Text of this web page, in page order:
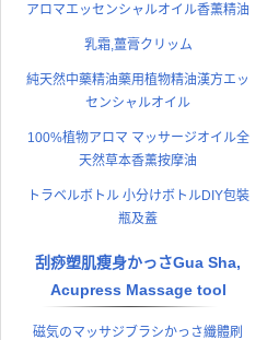
アロマエッセンシャルオイル香薰精油
乳霜,薑膏クリッム
純天然中藥精油藥用植物精油漢方エッ
センシャルオイル
100%植物アロマ マッサージオイル全
天然草本香薰按摩油
トラベルボトル 小分けボトルDIY包裝
瓶及蓋
刮痧塑肌瘦身かっさGua Sha,
Acupress Massage tool
磁気のマッサジブラシかっさ纖體刷